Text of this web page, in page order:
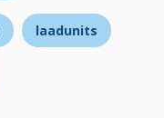
laadunits